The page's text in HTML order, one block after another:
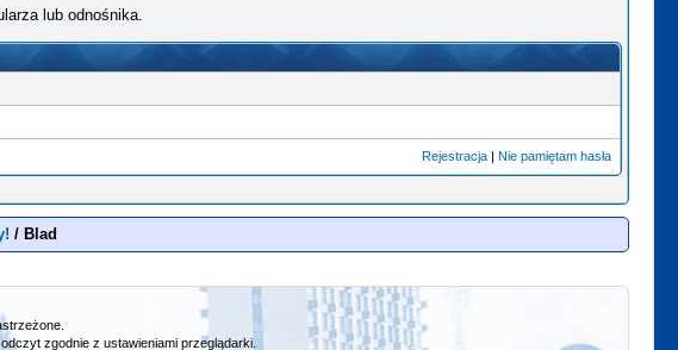
lub odnośnika.
Rejestracja| Nie pamiętam hasła
/ Blad
zgodnie z ustawieniami przeglądarki.